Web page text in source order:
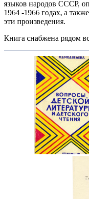
языков народов СССР,
1964 -1966 годах, а
эти произведения.
Книга снабжена рядом